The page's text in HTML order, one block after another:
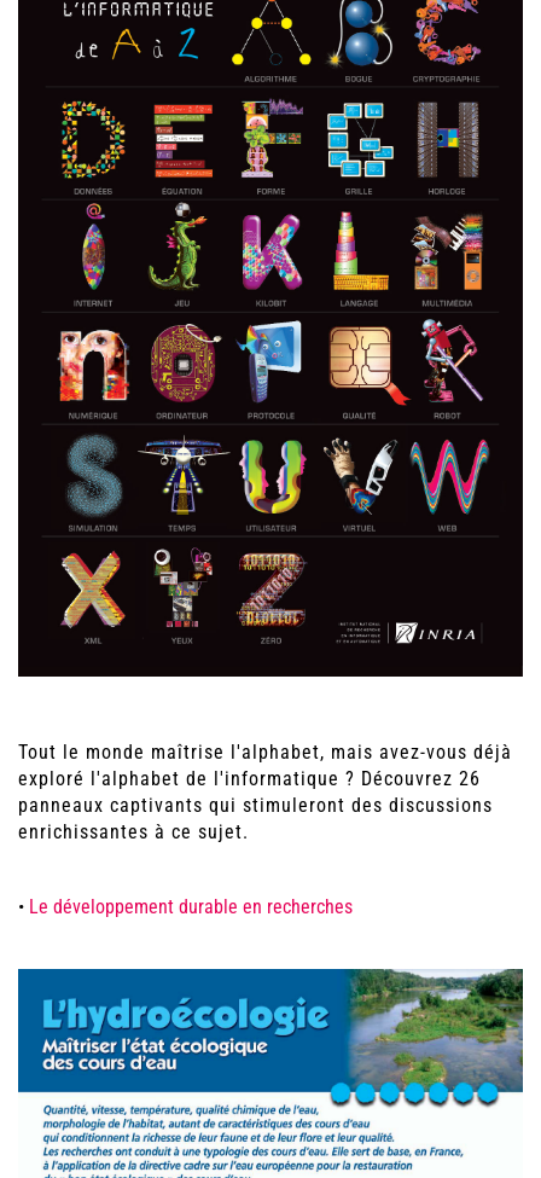
Tout le monde maîtrise l'alphabet, mais avez-vous déjà
exploré l'alphabet de l'informatique ? Découvrez 26
panneaux captivants qui stimuleront des discussions
enrichissantes à ce sujet.
• Le développement durable en recherches